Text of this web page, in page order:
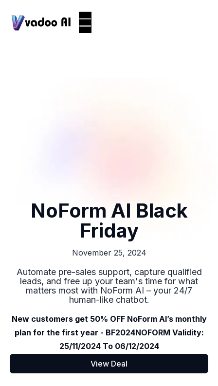
NoForm AI Black
Friday
November 25, 2024
Automate pre-sales support, capture qualified
leads, and free up your team's time for what
matters most with NoForm AI – your 24/7
human-like chatbot.
New customers get 50% OFF NoForm AI’s monthly
plan for the first year - BF2024NOFORM Validity:
25/11/2024 To 06/12/2024
View Deal